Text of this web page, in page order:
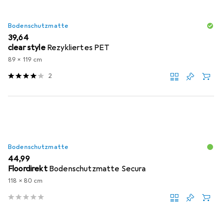
Bodenschutzmatte
EUR
39,64
clear style Rezykliertes PET
89 x 119 cm
2
Bodenschutzmatte
EUR
44,99
Floordirekt Bodenschutzmatte Secura
118 x 80 cm